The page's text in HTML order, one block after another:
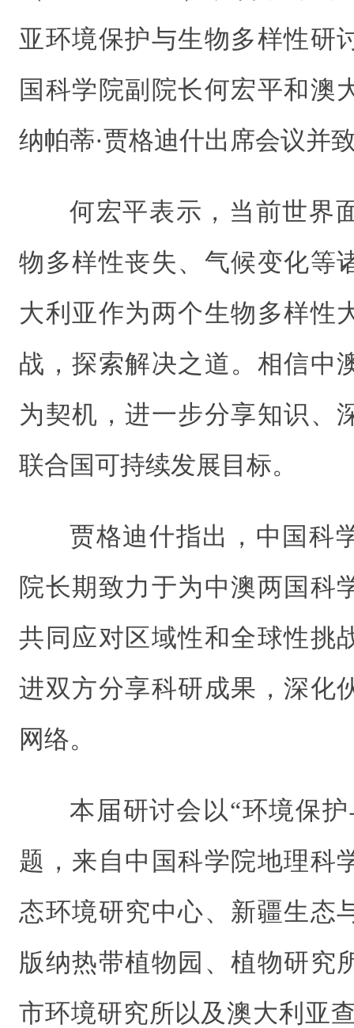
亚环境保护与生物多样性研
国科学院副院长何宏平和澳
纳帕蒂·贾格迪什出席会议并
何宏平表示，当前世界
物多样性丧失、气候变化等
大利亚作为两个生物多样性
战，探索解决之道。相信中
为契机，进一步分享知识、
联合国可持续发展目标。
贾格迪什指出，中国科
院长期致力于为中澳两国科
共同应对区域性和全球性挑
进双方分享科研成果，深化
网络。
本届研讨会以“环境保
题，来自中国科学院地理科
态环境研究中心、新疆生态
版纳热带植物园、植物研究
市环境研究所以及澳大利亚